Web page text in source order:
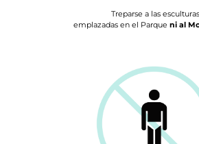
Treparse a las esculturas
emplazadas en el Parque ni al